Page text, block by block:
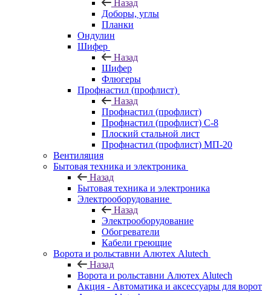
Назад
Доборы, углы
Планки
Ондулин
Шифер
Назад
Шифер
Флюгеры
Профнастил (профлист)
Назад
Профнастил (профлист)
Профнастил (профлист) С-8
Плоский стальной лист
Профнастил (профлист) МП-20
Вентиляция
Бытовая техника и электроника
Назад
Бытовая техника и электроника
Электрооборудование
Назад
Электрооборудование
Обогреватели
Кабели греющие
Ворота и рольставни Алютех Alutech
Назад
Ворота и рольставни Алютех Alutech
Акция - Автоматика и аксессуары для ворот